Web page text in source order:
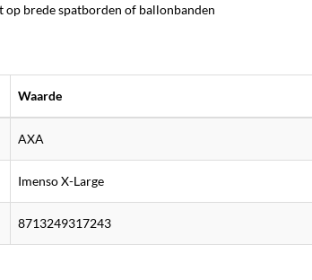
op brede spatborden of ballonbanden
Waarde
AXA
Imenso X-Large
8713249317243